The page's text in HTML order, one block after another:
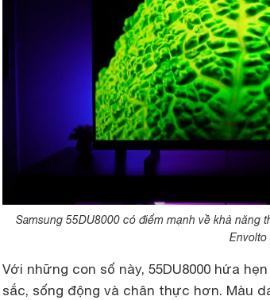
Samsung 55DU8000 có điểm mạnh về khả năng
Envolto
Với những con số này, 55DU8000 hứa
sắc, sống động và chân thực hơn. Màu